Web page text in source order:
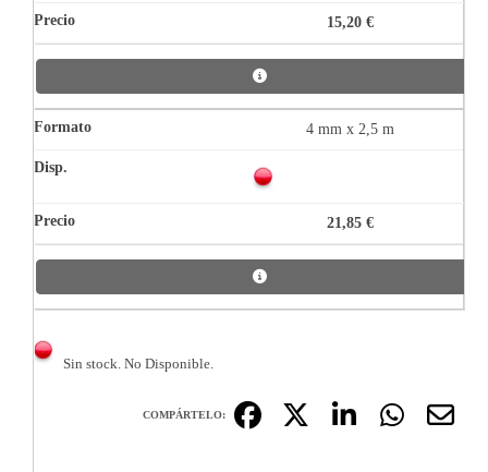
15,20 €
4 mm x 2,5 m
21,85 €
Sin stock. No Disponible.
COMPÁRTELO: